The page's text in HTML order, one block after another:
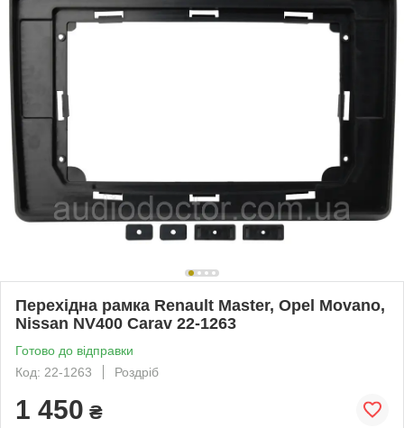
Перехідна рамка Renault Master, Opel Movano,
Nissan NV400 Carav 22-1263
Готово до відправки
Код: 22-1263
Роздріб
1 450 ₴